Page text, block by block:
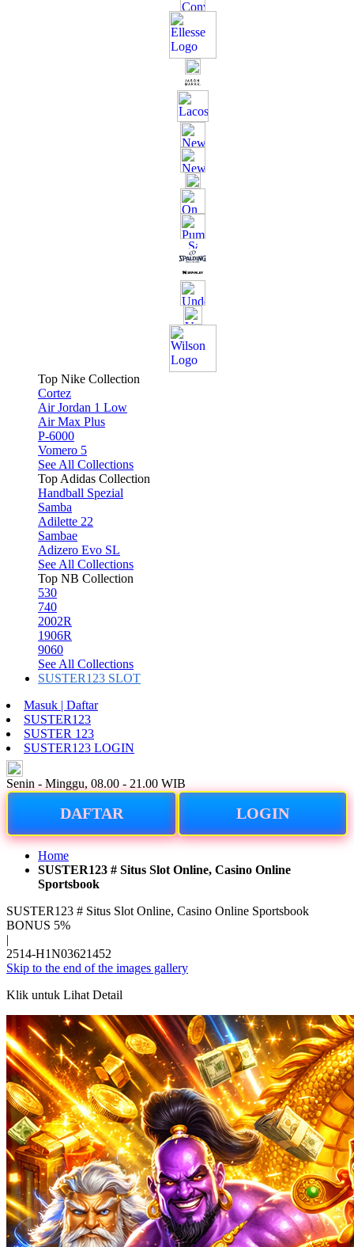
Top Nike Collection
Cortez
Air Jordan 1 Low
Air Max Plus
P-6000
Vomero 5
See All Collections
Top Adidas Collection
Handball Spezial
Samba
Adilette 22
Sambae
Adizero Evo SL
See All Collections
Top NB Collection
530
740
2002R
1906R
9060
See All Collections
SUSTER123 SLOT
Masuk | Daftar
SUSTER123
SUSTER 123
SUSTER123 LOGIN
Senin - Minggu, 08.00 - 21.00 WIB
DAFTAR LOGIN
Home
SUSTER123 # Situs Slot Online, Casino Online
Sportsbook
SUSTER123 # Situs Slot Online, Casino Online Sportsbook
BONUS 5%
|
2514-H1N03621452
Skip to the end of the images gallery
Klik untuk Lihat Detail